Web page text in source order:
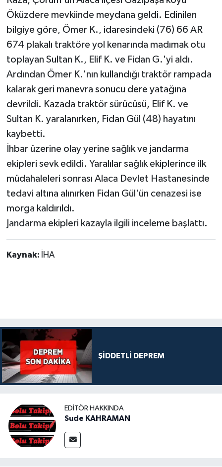
Öküzdere mevkiinde meydana geldi. Edinilen
bilgiye göre, Ömer K., idaresindeki (76) 66 AR
674 plakalı traktöre yol kenarında madımak otu
toplayan Sultan K., Elif K. ve Fidan G.'yi aldı.
Ardından Ömer K.'nın kullandığı traktör rampada
kalarak geri manevra sonucu dere yatağına
devrildi. Kazada traktör sürücüsü, Elif K. ve
Sultan K. yaralanırken, Fidan Gül (48) hayatını
kaybetti.
İhbar üzerine olay yerine sağlık ve jandarma
ekipleri sevk edildi. Yaralılar sağlık ekiplerince ilk
müdahaleleri sonrası Alaca Devlet Hastanesinde
tedavi altına alınırken Fidan Gül'ün cenazesi ise
morga kaldırıldı.
Jandarma ekipleri kazayla ilgili inceleme başlattı.
Kaynak: İHA
ŞİDDETLİ DEPREM
EDITÖR HAKKINDA
Sude KAHRAMAN